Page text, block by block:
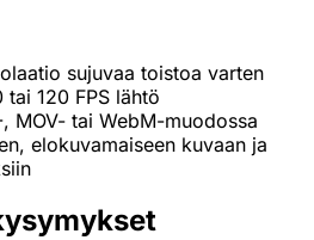
sujuvaa toistoa varten
120 FPS lähtö
MOV- tai WebM-muodossa
elokuvamaiseen kuvaan ja